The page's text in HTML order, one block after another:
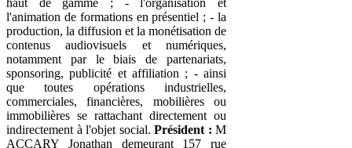
l'animation de formations en présentiel ; - la
production, la diffusion et la monétisation de
contenus audiovisuels et numériques,
notamment par le biais de partenariats,
sponsoring, publicité et affiliation ; - ainsi
que toutes opérations industrielles,
commerciales, financières, mobilières ou
immobilières se rattachant directement ou
indirectement à l'objet social. Président : M
ACCARY Jonathan demeurant 157 rue